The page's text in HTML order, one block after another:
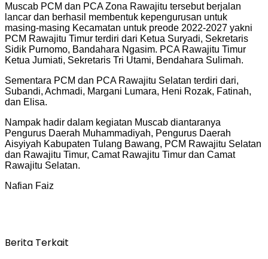
Muscab PCM dan PCA Zona Rawajitu tersebut berjalan
lancar dan berhasil membentuk kepengurusan untuk
masing-masing Kecamatan untuk preode 2022-2027 yakni
PCM Rawajitu Timur terdiri dari Ketua Suryadi, Sekretaris
Sidik Purnomo, Bandahara Ngasim. PCA Rawajitu Timur
Ketua Jumiati, Sekretaris Tri Utami, Bendahara Sulimah.
Sementara PCM dan PCA Rawajitu Selatan terdiri dari,
Subandi, Achmadi, Margani Lumara, Heni Rozak, Fatinah,
dan Elisa.
Nampak hadir dalam kegiatan Muscab diantaranya
Pengurus Daerah Muhammadiyah, Pengurus Daerah
Aisyiyah Kabupaten Tulang Bawang, PCM Rawajitu Selatan
dan Rawajitu Timur, Camat Rawajitu Timur dan Camat
Rawajitu Selatan.
Nafian Faiz
Berita Terkait